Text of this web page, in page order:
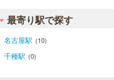
最寄り駅で探す
名古屋駅 (10)
千種駅 (0)